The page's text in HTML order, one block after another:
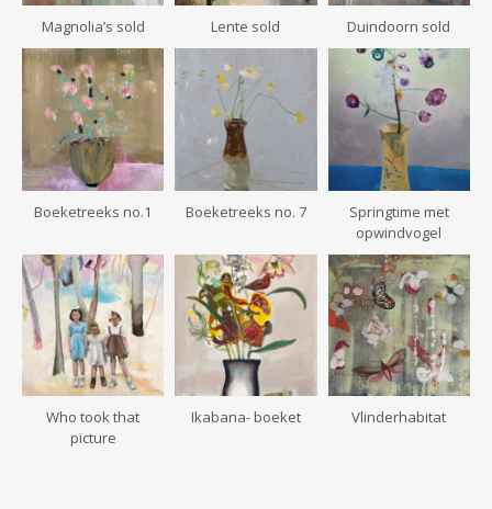
Magnolia’s sold Lente sold Duindoorn sold
Boeketreeks no.1 Boeketreeks no. 7
Springtime met
opwindvogel
Who took that
picture
Ikabana- boeket Vlinderhabitat